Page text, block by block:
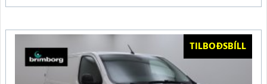
TILBOÐSBÍLL